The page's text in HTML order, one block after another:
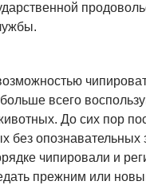
всего
До сих пор
без опознавательных
чипировали и
прежним или